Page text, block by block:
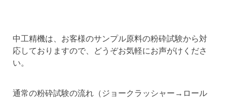
中工精機は、お客様のサンプル原料の粉砕試験から対
応しておりますので、どうぞお気軽にお声がけくださ
い。
通常の粉砕試験の流れ（ジョークラッシャー→ロール